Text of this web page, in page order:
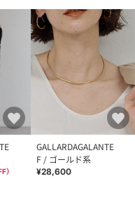
）
GALLARDAGALANTE
F / ゴールド系
¥28,600